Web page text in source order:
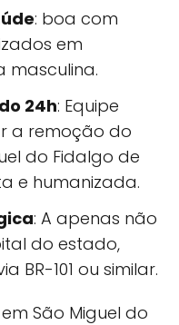
: boa com
em
masculina.
24h: Equipe
a remoção do
do Fidalgo de
e humanizada.
: A apenas não
do estado,
BR-101 ou similar.
São Miguel do